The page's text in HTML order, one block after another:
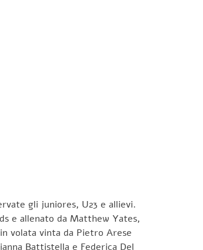
gli juniores, U23 e allievi.
e allenato da Matthew Yates,
volata vinta da Pietro Arese
Battistella e Federica Del